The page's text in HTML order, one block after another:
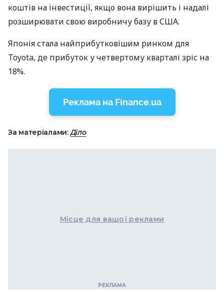
коштів на інвестиції, якщо вона вирішить і надалі
розширювати свою виробничу базу в США.
Японія стала найприбутковішим ринком для
Toyota, де прибуток у четвертому кварталі зріс на
18%.
Реклама на Finance.ua
За матеріалами:Діло
Місце для вашої реклами